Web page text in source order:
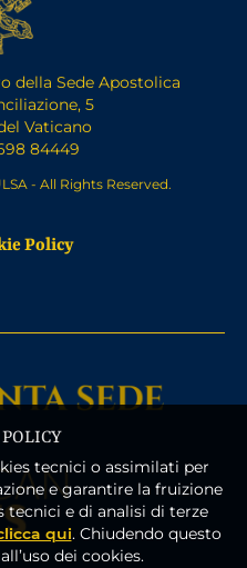
della Sede Apostolica
5
Vaticano
84449
- All Rights Reserved.
Policy
tecnici o assimilati per
e garantire la fruizione
tecnici e di analisi di terze
qui. Chiudendo questo
dei cookies.